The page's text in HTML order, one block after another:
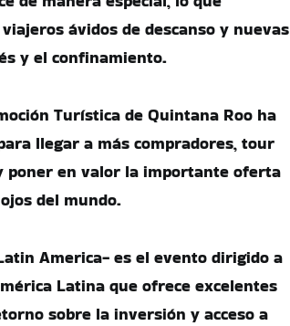
ávidos de descanso y nuevas
y el confinamiento.
Turística de Quintana Roo ha
llegar a más compradores, tour
poner en valor la importante oferta
del mundo.
America- es el evento dirigido a
Latina que ofrece excelentes
sobre la inversión y acceso a